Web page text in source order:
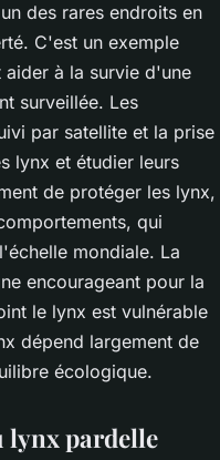
des rares endroits en
C'est un exemple
à la survie d'une
surveillée. Les
par satellite et la prise
lynx et étudier leurs
de protéger les lynx,
qui
mondiale. La
encourageant pour la
le lynx est vulnérable
dépend largement de
écologique.
lynx pardelle